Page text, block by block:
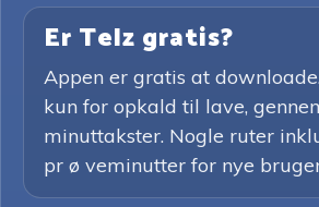
Er Telz gratis?
Appen er gratis at
kun for opkald til lave,
minuttakster. Nogle ruter
pr ø veminutter for nye